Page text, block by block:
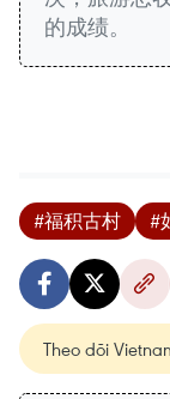
的成绩。
#福积古村 #
Theo dõi